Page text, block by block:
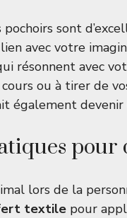
sont
avec votre
résonnent avec
ou à tirer de
également
pour
lors de la
textile pour